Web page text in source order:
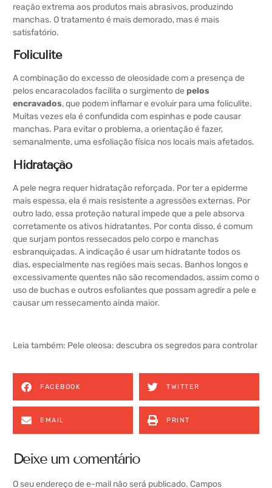
reação extrema aos produtos mais abrasivos, produzindo
manchas. O tratamento é mais demorado, mas é mais
satisfatório.
Foliculite
A combinação do excesso de oleosidade com a presença de
pelos encaracolados facilita o surgimento de pelos
encravados, que podem inflamar e evoluir para uma foliculite.
Muitas vezes ela é confundida com espinhas e pode causar
manchas. Para evitar o problema, a orientação é fazer,
semanalmente, uma esfoliação física nos locais mais afetados.
Hidratação
A pele negra requer hidratação reforçada. Por ter a epiderme
mais espessa, ela é mais resistente a agressões externas. Por
outro lado, essa proteção natural impede que a pele absorva
corretamente os ativos hidratantes. Por conta disso, é comum
que surjam pontos ressecados pelo corpo e manchas
esbranquiçadas. A indicação é usar um hidratante todos os
dias, especialmente nas regiões mais secas. Banhos longos e
excessivamente quentes não são recomendados, assim como o
uso de buchas e outros esfoliantes que possam agredir a pele e
causar um ressecamento ainda maior.
Leia também: Pele oleosa: descubra os segredos para controlar
FACEBOOK TWITTER
EMAIL PRINT
Deixe um comentário
O seu endereço de e-mail não será publicado. Campos